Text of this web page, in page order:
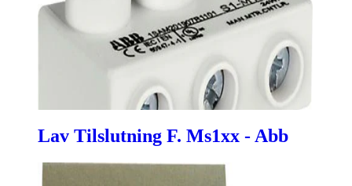
Lav Tilslutning F. Ms1xx - Abb